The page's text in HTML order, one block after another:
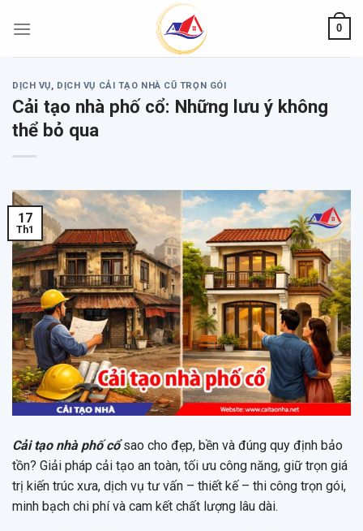
0
DỊCH VỤ, DỊCH VỤ CẢI TẠO NHÀ CŨ TRỌN GÓI
Cải tạo nhà phố cổ: Những lưu ý không
thể bỏ qua
17
Th1
Cải tạo nhà phố cổsao cho đẹp, bền và đúng quy định bảo
tồn? Giải pháp cải tạo an toàn, tối ưu công năng, giữ trọn giá
trị kiến trúc xưa, dịch vụ tư vấn – thiết kế – thi công trọn gói,
minh bạch chi phí và cam kết chất lượng lâu dài.